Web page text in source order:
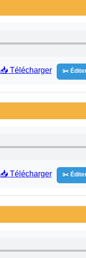
📥 Télécharger ✂️
📥 Télécharger ✂️